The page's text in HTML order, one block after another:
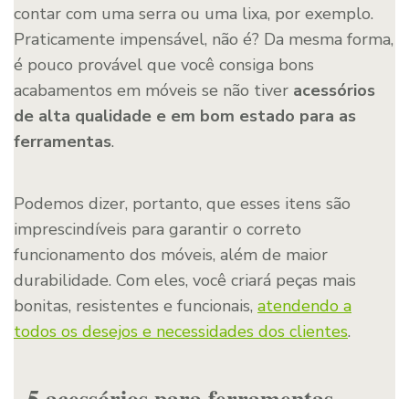
contar com uma serra ou uma lixa, por exemplo.
Praticamente impensável, não é? Da mesma forma,
é pouco provável que você consiga bons
acabamentos em móveis se não tiver acessórios
de alta qualidade e em bom estado para as
ferramentas.
Podemos dizer, portanto, que esses itens são
imprescindíveis para garantir o correto
funcionamento dos móveis, além de maior
durabilidade. Com eles, você criará peças mais
bonitas, resistentes e funcionais, atendendo a
todos os desejos e necessidades dos clientes.